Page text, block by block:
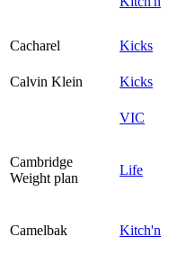
Cacharel
Kicks
Calvin Klein
Kicks
VIC
Cambridge
Weight plan
Life
Camelbak Kitch'n